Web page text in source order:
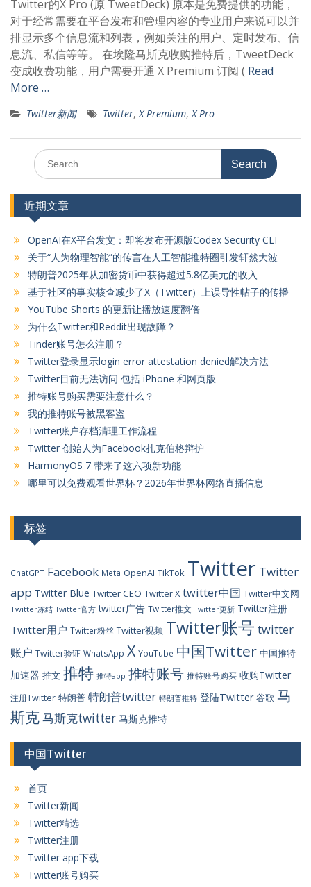
Twitter的X Pro (原 TweetDeck) 原本是免费提供的功能，
对于经常需要在平台发布和管理内容的专业用户来说可以并
排显示多个信息流和列表，例如关注的用户、定时发布、信
息流、私信等等。 在埃隆马斯克收购推特后，TweetDeck
变成收费功能，用户需要开通 X Premium 订阅 ( Read
More …
Twitter新闻 Twitter,X Premium,X Pro
Search
for:
近期文章
OpenAI在X平台发文：即将发布开源版Codex Security CLI
关于“人为物理智能”的传言在人工智能推特圈引发轩然大波
特朗普2025年从加密货币中获得超过5.8亿美元的收入
基于社区的事实核查减少了X（Twitter）上误导性帖子的传播
YouTube Shorts 的更新让播放速度翻倍
为什么Twitter和Reddit出现故障？
Tinder账号怎么注册？
Twitter登录显示login error attestation denied解决方法
Twitter目前无法访问 包括 iPhone 和网页版
推特账号购买需要注意什么？
我的推特账号被黑客盗
Twitter账户存档清理工作流程
Twitter 创始人为Facebook扎克伯格辩护
HarmonyOS 7 带来了这六项新功能
哪里可以免费观看世界杯？2026年世界杯网络直播信息
标签
ChatGPT Facebook Meta OpenAI TikTok Twitter Twitter
app Twitter Blue Twitter CEO Twitter X twitter中国 Twitter中文网
Twitter冻结 Twitter官方 twitter广告 Twitter推文 Twitter更新 Twitter注册
Twitter用户 Twitter粉丝 Twitter视频 Twitter账号 twitter
账户 Twitter验证 WhatsApp X YouTube 中国Twitter 中国推特
加速器 推文 推特 推特app 推特账号 推特账号购买 收购Twitter
注册Twitter 特朗普 特朗普twitter 特朗普推特 登陆Twitter 谷歌 马
斯克马斯克twitter 马斯克推特
中国Twitter
首页
Twitter新闻
Twitter精选
Twitter注册
Twitter app下载
Twitter账号购买